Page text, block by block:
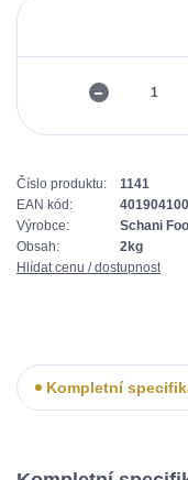
Číslo produktu:
1141
EAN kód:
Výrobce:
Schani
Obsah:
2kg
Hlídat cenu / dostupnost
Kompletní